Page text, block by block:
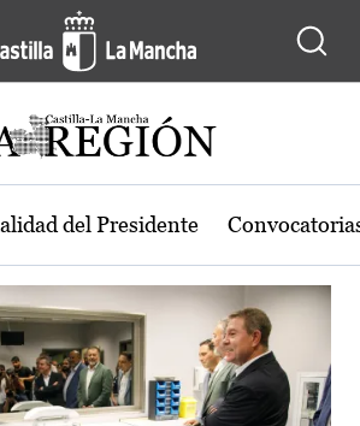
la región de Castilla-
del Presidente